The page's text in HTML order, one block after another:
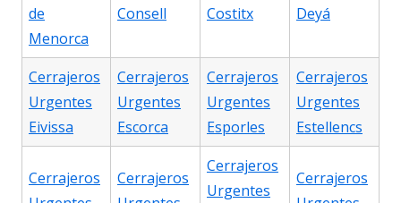
de
Menorca
Consell
Costitx
Deyá
Cerrajeros
Urgentes
Eivissa
Cerrajeros
Urgentes
Escorca
Cerrajeros
Urgentes
Esporles
Cerrajeros
Urgentes
Estellencs
Cerrajeros
Cerrajeros
Cerrajeros
Urgentes
Cerrajeros